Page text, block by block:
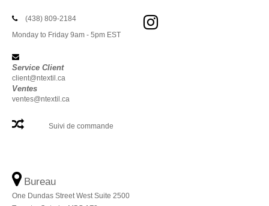
(438) 809-2184
Monday to Friday 9am - 5pm EST
Service Client
client@ntextil.ca
Ventes
ventes@ntextil.ca
Suivi de commande
Bureau
One Dundas Street West Suite 2500